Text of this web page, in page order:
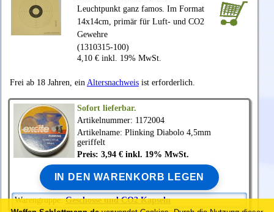
Leuchtpunkt ganz famos. Im Format
14x14cm, primär für Luft- und CO2
Gewehre
(1310315-100)
4,10 € inkl. 19% MwSt.
Frei ab 18 Jahren, ein Altersnachweis ist erforderlich.
Sofort lieferbar.
Artikelnummer: 1172004
Artikelname: Plinking Diabolo 4,5mm
geriffelt
Preis: 3,94 € inkl. 19% MwSt.
IN DEN WARENKORB LEGEN
Warengruppe:Geschosse und CO2 Kapseln